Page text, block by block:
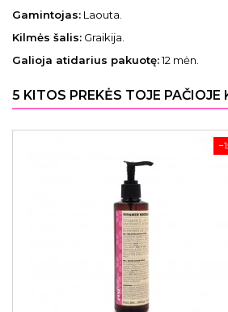
Gamintojas: Laouta.
Kilmės šalis: Graikija.
Galioja atidarius pakuotę:12 mėn.
5 KITOS PREKĖS TOJE PAČIOJE